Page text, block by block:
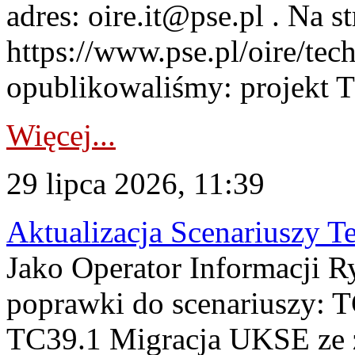
adres: oire.it@pse.pl . Na
https://www.pse.pl/oire/
opublikowaliśmy: projekt
Więcej...
29 lipca 2026, 11:39
Aktualizacja Scenariuszy
Jako Operator Informacji
poprawki do scenariuszy:
TC39.1 Migracja UKSE